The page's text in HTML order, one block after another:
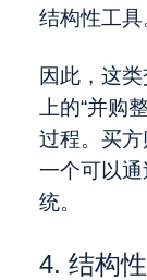
结构性工具
因此，这
上的“并购
过程。买
一个可以
统。
4. 结构